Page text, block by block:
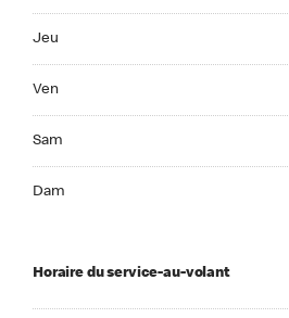
Jeu
Ven
Sam
Dam
Horaire du service-au-volant